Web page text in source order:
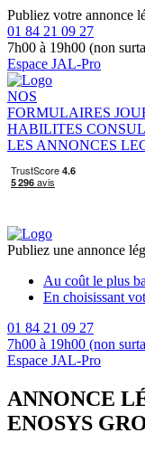
Publiez votre annonce
01 84 21 09 27
7h00 à 19h00 (non
Espace JAL-Pro
NOS
FORMULAIRES
HABILITES
LES ANNONCES
Publiez une annonce
Au coût le plus
En choisissant
01 84 21 09 27
7h00 à 19h00 (non
Espace JAL-Pro
ANNONCE
ENOSYS